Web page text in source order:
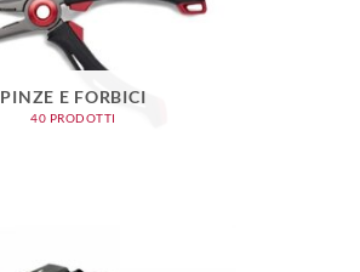
PINZE E FORBICI
40 PRODOTTI